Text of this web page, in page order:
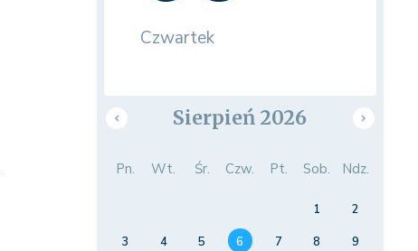
Czwartek
Sierpień 2026
Pn. Wt. Śr. Czw. Pt. Sob. Ndz.
1
2
3
4 5 6 7 8
9